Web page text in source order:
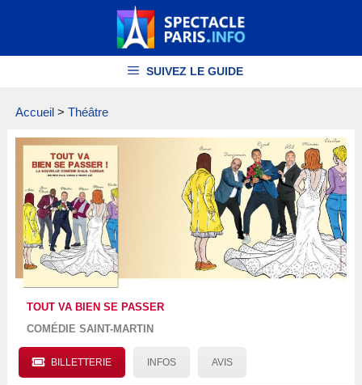
SUIVEZ LE GUIDE
Accueil > Théâtre
TOUT VA BIEN SE PASSER
COMÉDIE SAINT-MARTIN
BILLETTERIE INFOS AVIS